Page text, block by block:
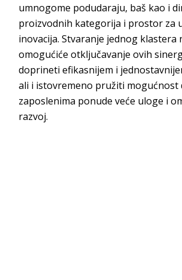
umnogome podudaraju, baš kao i
proizvodnih kategorija i prostor za
inovacija. Stvaranje jednog klastera
omogućiće otključavanje ovih
doprineti efikasnijem i
ali i istovremeno pružiti mogućnost
zaposlenima ponude veće uloge i
razvoj.